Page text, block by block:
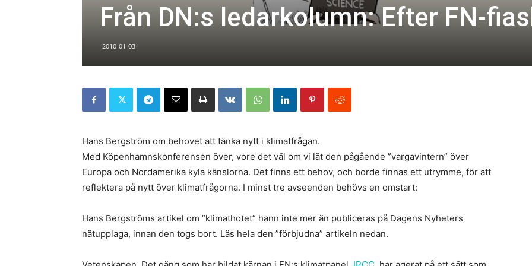
Från DN:s ledarkolumn: Efter FN-
2010-01-03
Hans Bergström om behovet att tänka nytt i klimatfrågan.
Med Köpenhamnskonferensen över, vore det väl om vi lät den pågående ”vargavintern” över
Europa och Nordamerika kyla känslorna. Det finns ett behov, och borde finnas ett utrymme, för att
reflektera på nytt över klimatfrågorna. I minst tre avseenden behövs en omstart:
Hans Bergströms artikel om ”klimathotet” hann inte mer än publiceras på Dagens Nyheters
nätupplaga, innan den togs bort. Läs hela den ”förbjudna” artikeln nedan.